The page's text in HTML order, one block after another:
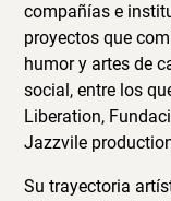
compañías e
proyectos que
humor y artes de
social, entre los
Liberation,
Jazzvile
Su trayectoria